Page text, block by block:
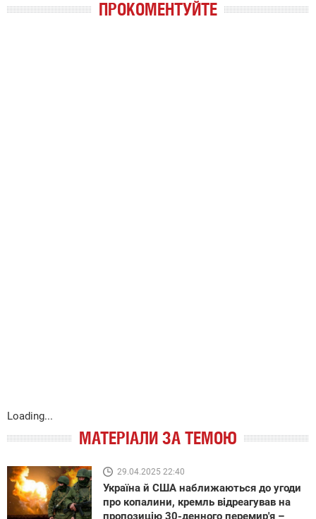
ПРОКОМЕНТУЙТЕ
Loading...
МАТЕРІАЛИ ЗА ТЕМОЮ
29.04.2025 22:40
Україна й США наближаються до угоди
про копалини, кремль відреагував на
пропозицію 30-денного перемир'я –